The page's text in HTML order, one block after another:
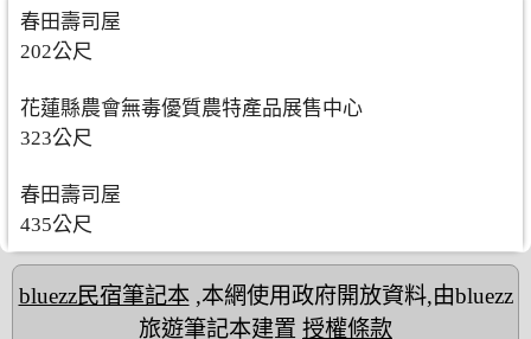
春田壽司屋
202公尺
花蓮縣農會無毒優質農特產品展售中心
323公尺
春田壽司屋
435公尺
bluezz民宿筆記本,本網使用政府開放資料,由bluezz
旅遊筆記本建置 授權條款